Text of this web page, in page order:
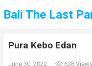
Bali The Last
Pura Kebo Edan
June 30, 2022 638